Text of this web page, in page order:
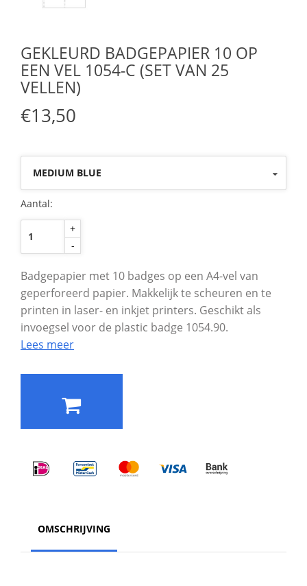
GEKLEURD BADGEPAPIER 10 OP
EEN VEL 1054-C (SET VAN 25
VELLEN)
€13,50
MEDIUM BLUE
Aantal:
+
-
Badgepapier met 10 badges op een A4-vel van
geperforeerd papier. Makkelijk te scheuren en te
printen in laser- en inkjet printers. Geschikt als
invoegsel voor de plastic badge 1054.90.
Lees meer
OMSCHRIJVING